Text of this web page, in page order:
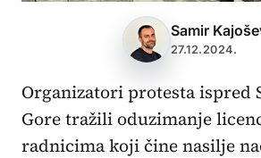
Samir
27.12.2024.
Organizatori protesta ispred
Gore tražili oduzimanje
radnicima koji čine nasilje